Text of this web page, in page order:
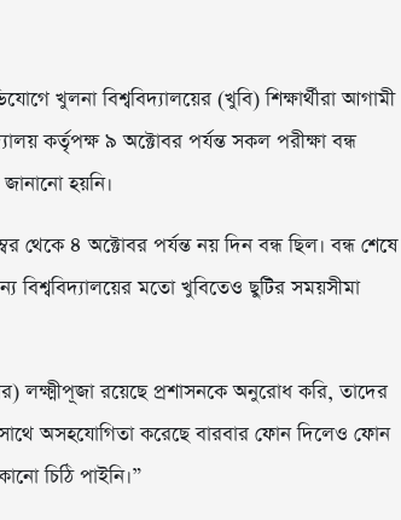
খুলনা বিশ্ববিদ্যালয়ের (খুবি) শিক্ষার্থীরা আগামী
কর্তৃপক্ষ ৯ অক্টোবর পর্যন্ত সকল পরীক্ষা বন্ধ
হয়নি।
থেকে ৪ অক্টোবর পর্যন্ত নয় দিন বন্ধ ছিল। বন্ধ শেষে
বিশ্ববিদ্যালয়ের মতো খুবিতেও ছুটির সময়সীমা
লক্ষ্মীপূজা রয়েছে প্রশাসনকে অনুরোধ করি, তাদের
সাথে অসহযোগিতা করেছে বারবার ফোন দিলেও ফোন
চিঠি পাইনি।”